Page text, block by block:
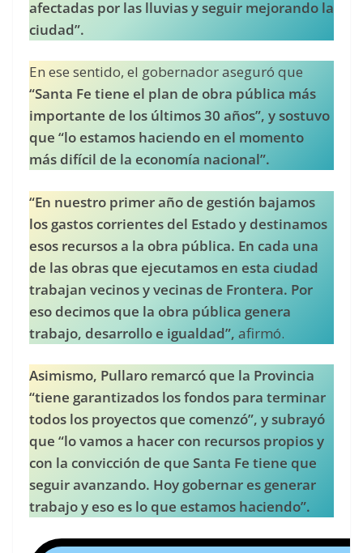
afectadas por las lluvias y seguir mejorando la
ciudad”.
En ese sentido, el gobernador aseguró que
“Santa Fe tiene el plan de obra pública más
importante de los últimos 30 años”, y sostuvo
que “lo estamos haciendo en el momento
más difícil de la economía nacional”.
“En nuestro primer año de gestión bajamos
los gastos corrientes del Estado y destinamos
esos recursos a la obra pública. En cada una
de las obras que ejecutamos en esta ciudad
trabajan vecinos y vecinas de Frontera. Por
eso decimos que la obra pública genera
trabajo, desarrollo e igualdad”, afirmó.
Asimismo, Pullaro remarcó que la Provincia
“tiene garantizados los fondos para terminar
todos los proyectos que comenzó”, y subrayó
que “lo vamos a hacer con recursos propios y
con la convicción de que Santa Fe tiene que
seguir avanzando. Hoy gobernar es generar
trabajo y eso es lo que estamos haciendo”.